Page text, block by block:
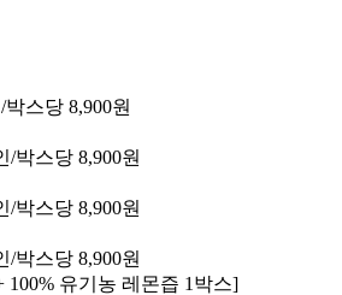
박스당 8,900원
/박스당 8,900원
/박스당 8,900원
/박스당 8,900원
100% 유기농 레몬즙 1박스]